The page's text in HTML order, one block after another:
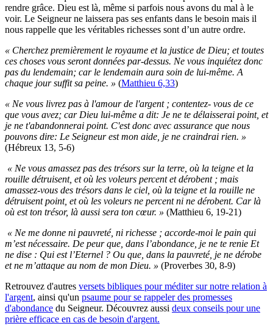
rendre grâce. Dieu est là, même si parfois nous avons du mal à le
voir. Le Seigneur ne laissera pas ses enfants dans le besoin mais il
nous rappelle que les véritables richesses sont d’un autre ordre.
« Cherchez premièrement le royaume et la justice de Dieu; et toutes
ces choses vous seront données par-dessus. Ne vous inquiétez donc
pas du lendemain; car le lendemain aura soin de lui-même. A
chaque jour suffit sa peine. » (Matthieu 6,33)
« Ne vous livrez pas à l'amour de l'argent ; contentez- vous de ce
que vous avez; car Dieu lui-même a dit: Je ne te délaisserai point, et
je ne t'abandonnerai point. C'est donc avec assurance que nous
pouvons dire: Le Seigneur est mon aide, je ne craindrai rien. »
(Hébreux 13, 5-6)
« Ne vous amassez pas des trésors sur la terre, où la teigne et la
rouille détruisent, et où les voleurs percent et dérobent ; mais
amassez-vous des trésors dans le ciel, où la teigne et la rouille ne
détruisent point, et où les voleurs ne percent ni ne dérobent. Car là
où est ton trésor, là aussi sera ton cœur. » (Matthieu 6, 19-21)
« Ne me donne ni pauvreté, ni richesse ; accorde-moi le pain qui
m’est nécessaire. De peur que, dans l’abondance, je ne te renie Et
ne dise : Qui est l’Eternel ? Ou que, dans la pauvreté, je ne dérobe
et ne m’attaque au nom de mon Dieu. » (Proverbes 30, 8-9)
Retrouvez d'autres versets bibliques pour méditer sur notre relation à
l'argent, ainsi qu'un psaume pour se rappeler des promesses
d'abondance du Seigneur. Découvrez aussi deux conseils pour une
prière efficace en cas de besoin d'argent.